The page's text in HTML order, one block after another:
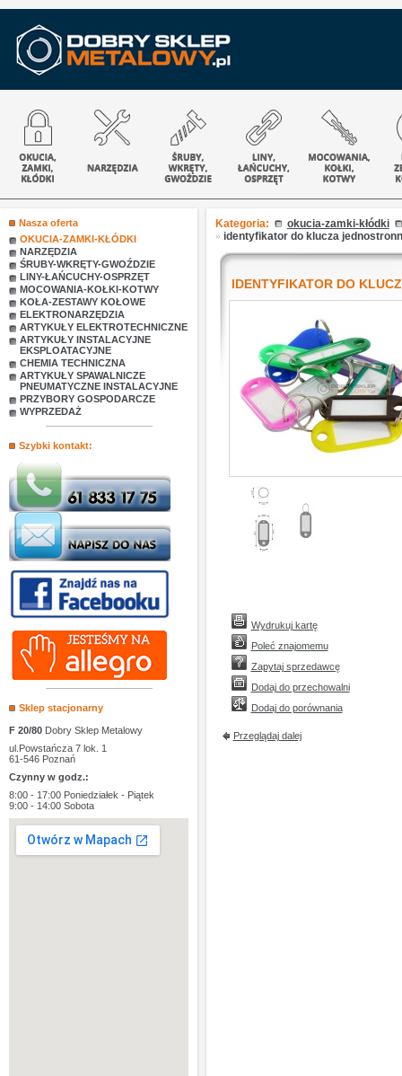
Nasza oferta
OKUCIA-ZAMKI-KŁÓDKI
NARZĘDZIA
ŚRUBY-WKRĘTY-GWOŹDZIE
LINY-ŁAŃCUCHY-OSPRZĘT
MOCOWANIA-KOŁKI-KOTWY
KOŁA-ZESTAWY KOŁOWE
ELEKTRONARZĘDZIA
ARTYKUŁY ELEKTROTECHNICZNE
ARTYKUŁY INSTALACYJNE
EKSPLOATACYJNE
CHEMIA TECHNICZNA
ARTYKUŁY SPAWALNICZE
PNEUMATYCZNE INSTALACYJNE
PRZYBORY GOSPODARCZE
WYPRZEDAŻ
Szybki kontakt:
Sklep stacjonarny
F 20/80 Dobry Sklep Metalowy
ul.Powstańcza 7 lok. 1
61-546 Poznań
Czynny w godz.:
8:00 - 17:00 Poniedziałek - Piątek
9:00 - 14:00 Sobota
Kategoria:
okucia-zamki-kłódki
» identyfikator do klucza
IDENTYFIKATOR DO
Wydrukuj kartę
Poleć znajomemu
Zapytaj sprzedawcę
Dodaj do przechowalni
Dodaj do porównania
Przeglądaj dalej